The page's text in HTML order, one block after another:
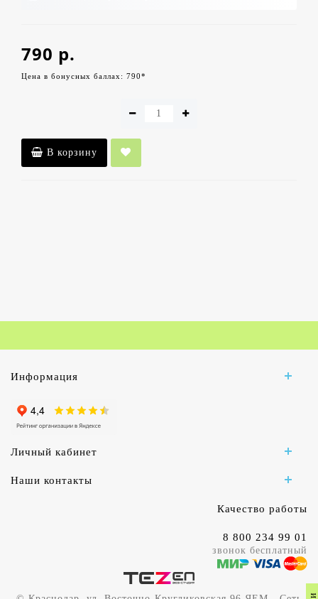
790 р.
Цена в бонусных баллах: 790*
В корзину
Информация
Личный кабинет
Наши контакты
Качество работы
8 800 234 99 01
звонок бесплатный